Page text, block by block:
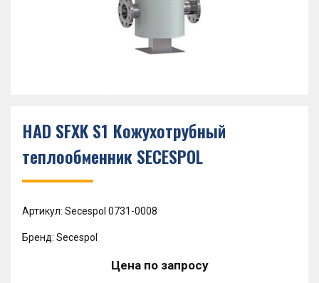
HAD SFXK S1 Кожухотрубный
теплообменник SECESPOL
Артикул: Secespol 0731-0008
Бренд: Secespol
Цена по запросу